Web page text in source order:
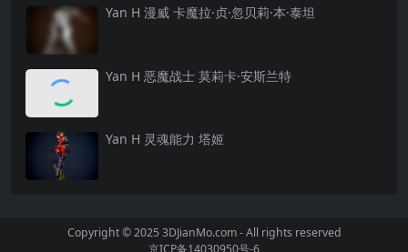
Yan H 漫威 卡魔拉·贞·忽贝莉·本·泰坦
Yan H 恶魔战士 莫莉卡·安斯兰特
Yan H 灵魂能力 塔姬
Copyright © 2025 3DJianMo.com - All rights reserved